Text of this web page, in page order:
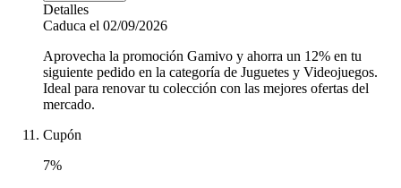
Detalles
Caduca el 02/09/2026
Aprovecha la promoción Gamivo y ahorra un 12% en tu
siguiente pedido en la categoría de Juguetes y Videojuegos.
Ideal para renovar tu colección con las mejores ofertas del
mercado.
Cupón
7%